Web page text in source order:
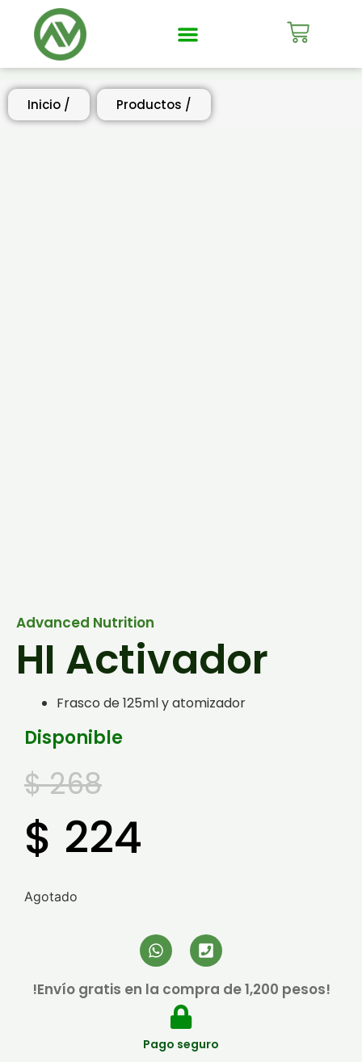
Inicio / Productos /
Advanced Nutrition
HI Activador
Frasco de 125ml y atomizador
Disponible
$268
$ 224
Agotado
!Envío gratis en la compra de 1,200 pesos!
Pago seguro